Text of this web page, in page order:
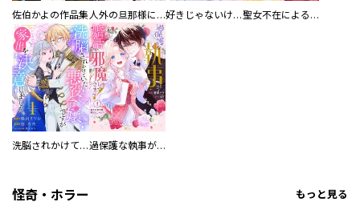
佐伯かよの作品集 人外の旦那様に娶られ毎晩ナカまで愛される…。アンソロジー 好きじゃないけど、抱いてください【電子単行本版／特典おまけ付き】 聖女不在による仮初め婚なのに、不器用な王太子に溺愛されています【電子単行本版／特典おまけ付き】
洗脳されかけていた悪役令嬢ですが家出を決意しました。【電子単行本版／特典おまけ付き】 過保護な執事が私の婚活を邪魔してきます！ 分冊版
怪奇・ホラー もっと見る